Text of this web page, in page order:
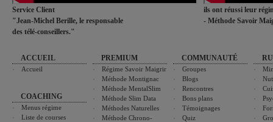
Service Client
"Jean-Michel Berille, le responsable
des télé-conseillers."
ils ont réussi leur
- Méthode Savoir
ACCUEIL
Accueil
COACHING
Menus régime
Liste de courses
PREMIUM
Régime Savoir Maigrir
Méthode Montignac
Méthode MentalSlim
Méthode Slim Data
Méthodes Naturelles
Méthode Chrono-
COMMUNAUTÉ
Groupes
Blogs
Rencontres
Bons plans
Témoignages
Quiz